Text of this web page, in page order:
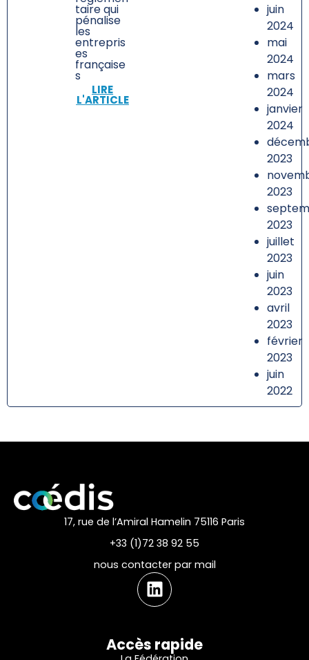
taire qui
pénalise
les
entrepris
es
française
s
LIRE
L'ARTICLE
juin
2024
mai
2024
mars
2024
janvier
2024
2023
2023
2023
juillet
2023
juin
2023
avril
2023
février
2023
juin
2022
Accès rapide
17, rue de l’Amiral Hamelin 75116 Paris
+33 (1)72 38 92 55
nous contacter par mail